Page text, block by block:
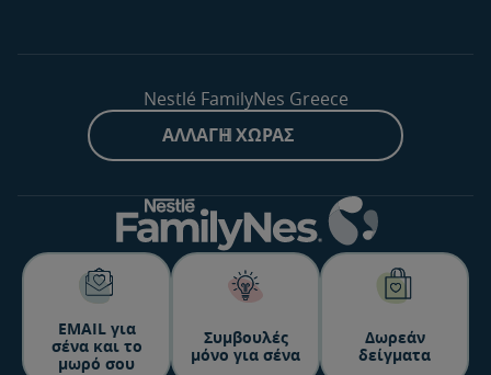
Nestlé FamilyNes Greece
ΑΛΛΑΓΉ ΧΏΡΑΣ
ΕΜΑΙL για
σένα και το
μωρό σου
Συμβουλές
μόνο για σένα
Δωρεάν
δείγματα